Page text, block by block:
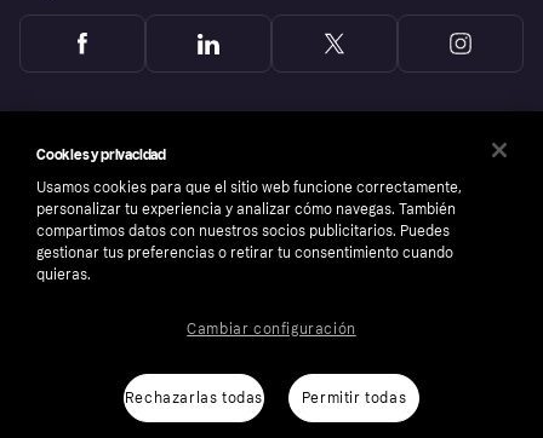
Número de empresa: 556737-0431
Aviso Sobre CookiesKlarna.com
Cookies y privacidad
Usamos cookies para que el sitio web funcione correctamente,
personalizar tu experiencia y analizar cómo navegas. También
compartimos datos con nuestros socios publicitarios. Puedes
gestionar tus preferencias o retirar tu consentimiento cuando
quieras.
Rechazarlas todas Permitir todas
Cambiar configuración